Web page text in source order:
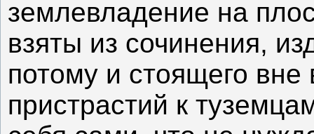
землевладение на
взяты из сочинения,
потому и стоящего вне
пристрастий к